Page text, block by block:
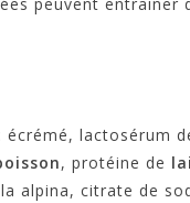
écrémé, lactosérum
, protéine de
alpina, citrate de